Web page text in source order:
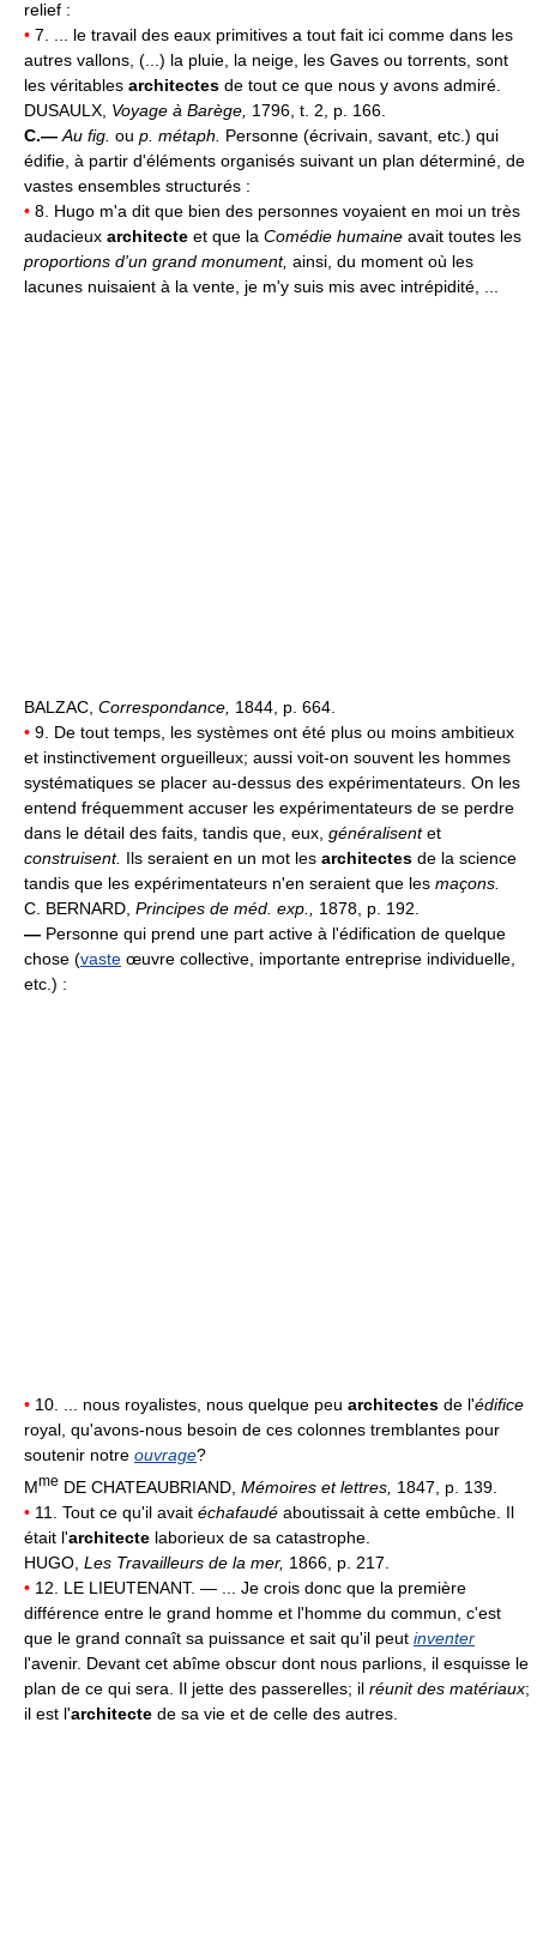
relief :
• 7. ... le travail des eaux primitives a tout fait ici comme dans les
autres vallons, (...) la pluie, la neige, les Gaves ou torrents, sont
les véritables architectes de tout ce que nous y avons admiré.
DUSAULX, Voyage à Barège, 1796, t. 2, p. 166.
C.— Au fig. ou p. métaph. Personne (écrivain, savant, etc.) qui
édifie, à partir d'éléments organisés suivant un plan déterminé, de
vastes ensembles structurés :
• 8. Hugo m'a dit que bien des personnes voyaient en moi un très
audacieux architecte et que la Comédie humaine avait toutes les
proportions d'un grand monument, ainsi, du moment où les
lacunes nuisaient à la vente, je m'y suis mis avec intrépidité, ...
BALZAC, Correspondance, 1844, p. 664.
• 9. De tout temps, les systèmes ont été plus ou moins ambitieux
et instinctivement orgueilleux; aussi voit-on souvent les hommes
systématiques se placer au-dessus des expérimentateurs. On les
entend fréquemment accuser les expérimentateurs de se perdre
dans le détail des faits, tandis que, eux, généralisentet
construisent. Ils seraient en un mot les architectes de la science
tandis que les expérimentateurs n'en seraient que les maçons.
C. BERNARD, Principes de méd. exp., 1878, p. 192.
— Personne qui prend une part active à l'édification de quelque
chose (vaste œuvre collective, importante entreprise individuelle,
etc.) :
• 10. ... nous royalistes, nous quelque peu architectes de l'édifice
royal, qu'avons-nous besoin de ces colonnes tremblantes pour
soutenir notre ouvrage?
Mme DE CHATEAUBRIAND, Mémoires et lettres, 1847, p. 139.
• 11. Tout ce qu'il avait échafaudé aboutissait à cette embûche. Il
était l'architecte laborieux de sa catastrophe.
HUGO, Les Travailleurs de la mer, 1866, p. 217.
• 12. LE LIEUTENANT. — ... Je crois donc que la première
différence entre le grand homme et l'homme du commun, c'est
que le grand connaît sa puissance et sait qu'il peut inventer
l'avenir. Devant cet abîme obscur dont nous parlions, il esquisse le
plan de ce qui sera. Il jette des passerelles; il réunit des matériaux;
il est l'architecte de sa vie et de celle des autres.